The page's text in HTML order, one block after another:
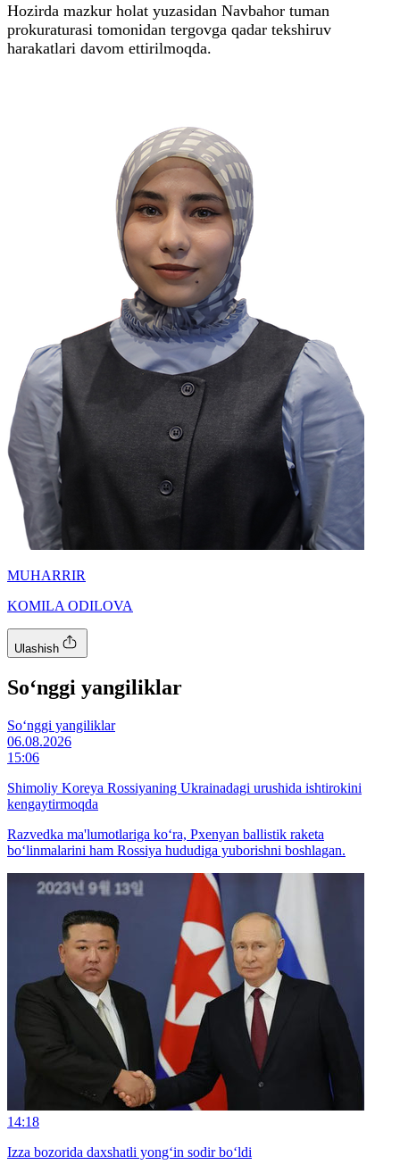
Hozirda mazkur holat yuzasidan Navbahor tuman
prokuraturasi tomonidan tergovga qadar tekshiruv
harakatlari davom ettirilmoqda.
MUHARRIR
KOMILA ODILOVA
Ulashish
So‘nggi yangiliklar
So‘nggi yangiliklar
06.08.2026
15:06
Shimoliy Koreya Rossiyaning Ukrainadagi urushida ishtirokini
kengaytirmoqda
Razvedka ma'lumotlariga ko‘ra, Pxenyan ballistik raketa
bo‘linmalarini ham Rossiya hududiga yuborishni boshlagan.
14:18
Izza bozorida daxshatli yong‘in sodir bo‘ldi